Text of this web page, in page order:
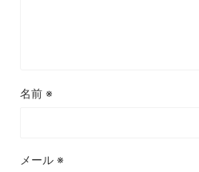
名前 ※
メール ※